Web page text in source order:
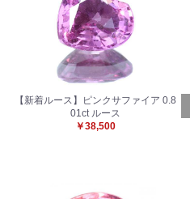
【新着ルース】ピンクサファイア 0.8
01ct ルース
￥38,500